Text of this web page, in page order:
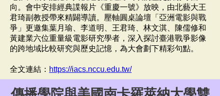
向。會中安排經典諜報片《重慶一號》放映，由北藝大王
君琦副教授帶來精闢導讀。壓軸圓桌論壇「亞洲電影與戰
爭」更邀集葉月瑜、李道明、王君琦、林文淇、陳儒修和
黃建業六位重量級電影研究學者，深入探討臺港戰爭影像
的跨地域比較研究與歷史記憶，為大會劃下精彩句點。
全文連結 ： https://iacs.nccu.edu.tw/